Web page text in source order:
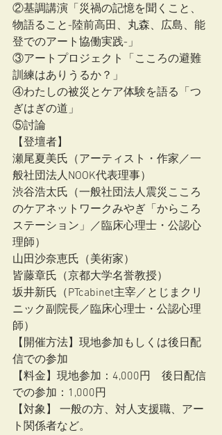
②基調講演「災禍の記憶を聞くこと、
物語ること-陸前高田、丸森、広島、能
登でのアート協働実践-」
③アートプロジェクト「こころの避難
訓練はありうるか？」
④わたしの被災とケア体験を語る「つ
ぎはぎの道」
⑤討論
【登壇者】
瀬尾夏美氏（アーティスト・作家／一
般社団法人NOOK代表理事）
渋谷浩太氏（一般社団法人震災こころ
のケアネットワークみやぎ「からころ
ステーション」／臨床心理士・公認心
理師）
山田沙奈恵氏（美術家）
皆藤章氏（京都大学名誉教授）
坂井新氏（PTcabinet主宰／とじまクリ
ニック副院長／臨床心理士・公認心理
師）
【開催方法】現地参加もしくは後日配
信での参加
【料金】現地参加：4,000円　後日配信
での参加：1,000円
【対象】 一般の方、対人支援職、アー
ト関係者など。